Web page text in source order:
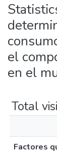
el
en el
Total
Factores